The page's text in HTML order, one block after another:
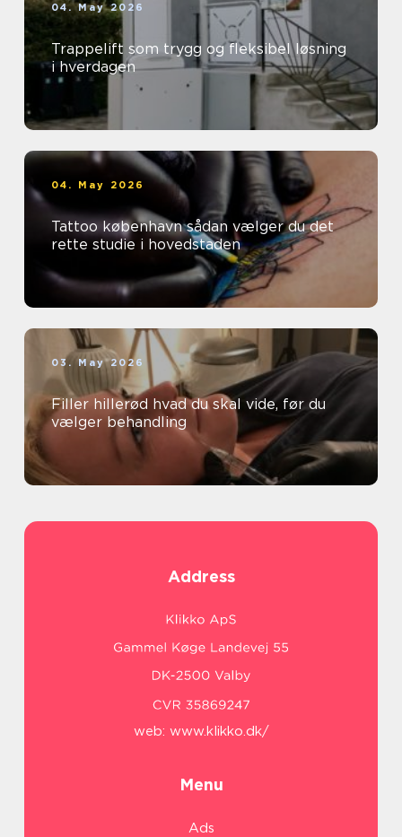
04. May 2026
Trappelift som trygg og fleksibel løsning
i hverdagen
04. May 2026
Tattoo københavn sådan vælger du det
rette studie i hovedstaden
03. May 2026
Filler hillerød hvad du skal vide, før du
vælger behandling
Address
web: www.klikko.dk/
Menu
Ads